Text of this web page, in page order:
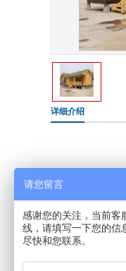
详细介绍
请您留言
感谢您的关注，当前客
线，请填写一下您的信
尽快和您联系。